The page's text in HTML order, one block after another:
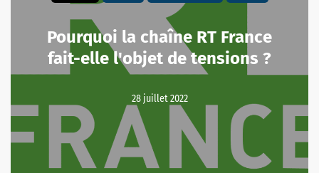
Pourquoi la chaîne RT France
fait-elle l'objet de tensions ?
28 juillet 2022